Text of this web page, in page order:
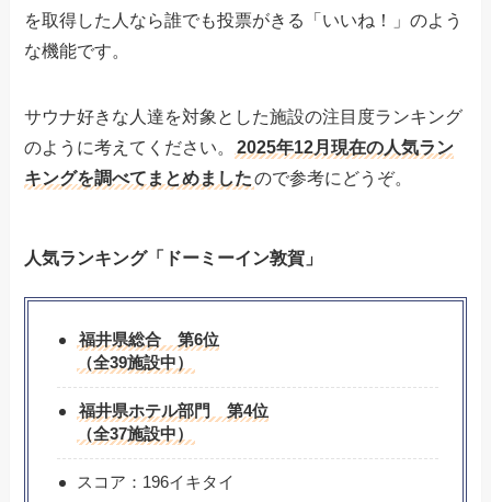
を取得した人なら誰でも投票がきる「いいね！」のよう
な機能です。
サウナ好きな人達を対象とした施設の注目度ランキング
のように考えてください。
2025年12月現在の人気ラン
キングを調べてまとめましたので参考にどうぞ。
人気ランキング「ドーミーイン敦賀」
福井県総合 第6位
（全39施設中）
福井県ホテル部門 第4位
（全37施設中）
スコア：196イキタイ